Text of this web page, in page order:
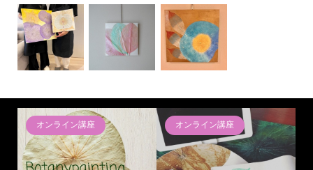
オンライン講座 オンライン講座